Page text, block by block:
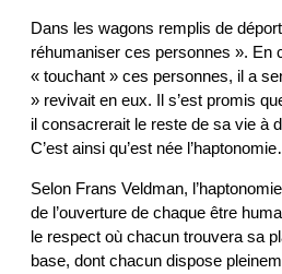
Dans les wagons remplis de
réhumaniser ces personnes ». En
« touchant » ces personnes, il a
» revivait en eux. Il s’est promis
il consacrerait le reste de sa vie à
C’est ainsi qu’est née
Selon Frans Veldman,
de l’ouverture de chaque être
le respect où chacun trouvera sa
base, dont chacun dispose